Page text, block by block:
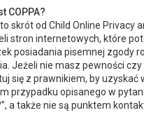
COPPA?
to skrót od Child Online
stron internetowych, które
posiadania pisemnej zgody
Jeżeli nie masz pewności
się z prawnikiem, by uzyskać
przypadku opisanego w
a także nie są punktem